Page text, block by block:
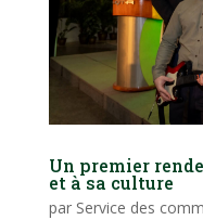
Un premier
et à sa culture
par Service des